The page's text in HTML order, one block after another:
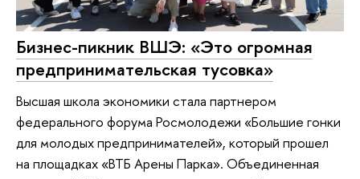
Бизнес-пикник ВШЭ: «Это огромная
предпринимательская тусовка»
Высшая школа экономики стала партнером
федерального форума Росмолодежи «Большие гонки
для молодых предпринимателей», который прошел
на площадках «ВТБ Арены Парка». Объединенная